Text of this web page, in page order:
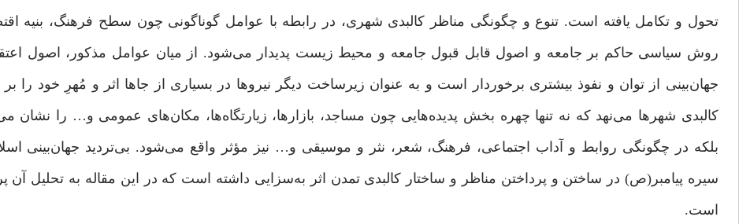
تحول و تکامل یافته است. تنوع و چگونگی مناظر کالبدی شهری، در رابطه با عوامل گوناگونی چون سطح فرهنگ، بنیه
روش سیاسی حاکم بر جامعه و اصول قابل قبول جامعه و محیط زیست پدیدار می‌شود. از میان عوامل مذکور، اصول
جهان‌بینی از توان و نفوذ بیشتری برخوردار است و به عنوان زیرساخت دیگر نیروها در بسیاری از جاها اثر و مُهرِ خود را بر
کالبدی شهرها می‌نهد که نه تنها چهره بخش پدیده‌هایی چون مساجد، بازارها، زیارتگاه‌ها، مکان‌های عمومی و… را نشان
بلکه در چگونگی روابط و آداب اجتماعی، فرهنگ، شعر، نثر و موسیقی و… نیز مؤثر واقع می‌شود. بی‌تردید جهان‌بینی
سیره پیامبر(ص) در ساختن و پرداختن مناظر و ساختار کالبدی تمدن اثر به‌سزایی داشته است که در این مقاله به تحلیل آن
است.